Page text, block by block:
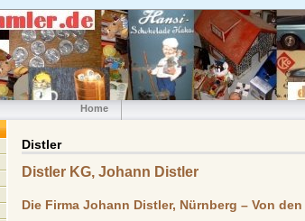
Home
Distler
Distler KG, Johann Distler
Die Firma Johann Distler, Nürnberg – Von